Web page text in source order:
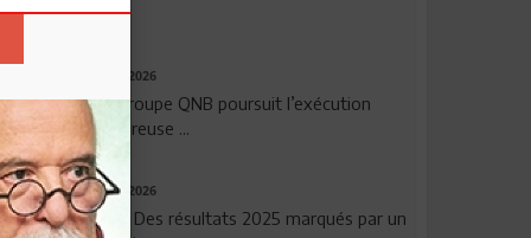
...
29.07.2026
Le Groupe QNB poursuit l’exécution
rigoureuse ...
29.07.2026
TSB: Des résultats 2025 marqués par un